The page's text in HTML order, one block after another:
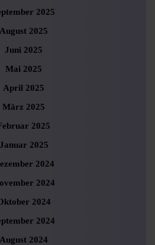
2025
August 2025
Juni 2025
Mai 2025
April 2025
März 2025
2025
Januar 2025
2024
2024
2024
2024
August 2024